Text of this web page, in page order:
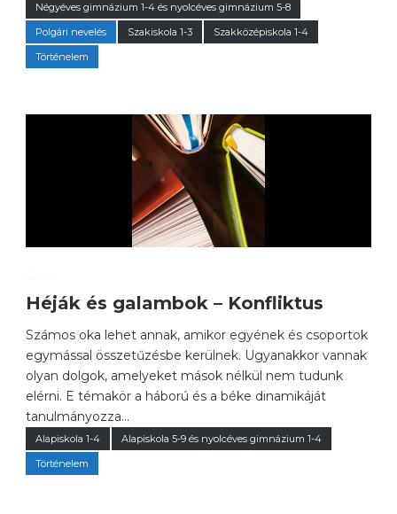
Négyéves gimnázium 1-4 és nyolcéves gimnázium 5-8
Polgári nevelés
Szakiskola 1-3
Szakközépiskola 1-4
Történelem
Héják és galambok – Konfliktus
Számos oka lehet annak, amikor egyének és csoportok
egymással összetűzésbe kerülnek. Ugyanakkor vannak
olyan dolgok, amelyeket mások nélkül nem tudunk
elérni. E témakör a háború és a béke dinamikáját
tanulmányozza...
Alapiskola 1-4
Alapiskola 5-9 és nyolcéves gimnázium 1-4
Történelem